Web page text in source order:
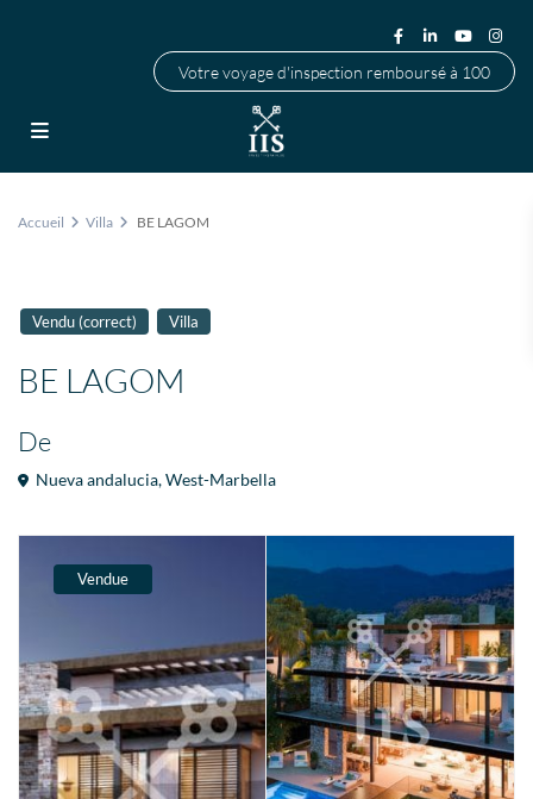
Votre voyage d'inspection remboursé à 100
Accueil Villa BE LAGOM
Vendu (correct) Villa
BE LAGOM
De
Nueva andalucia,West-Marbella
Vendue